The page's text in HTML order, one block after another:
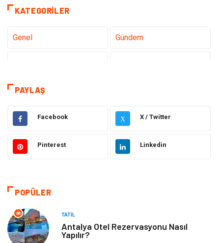
KATEGORILER
Genel Gündem
Sağlık
Eğitim Hukuk
Otomotiv Elektrik & Elektronik
Giyim
Makine
Tatil
PAYLAŞ
Facebook X X / Twitter
Pinterest Linkedin
POPÜLER
TATIL
Antalya Otel Rezervasyonu Nasıl
Yapılır?